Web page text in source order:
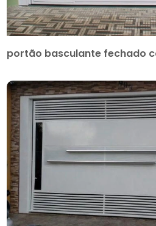
portão basculante fechado